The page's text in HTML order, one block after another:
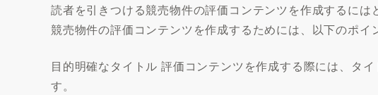
読者を引きつける競売物件の評価コンテンツを作成するには
競売物件の評価コンテンツを作成するためには、以下のポイ
目的明確なタイトル 評価コンテンツを作成する際には、タ
す。